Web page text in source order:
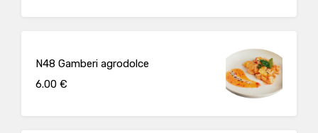
N48 Gamberi agrodolce
6.00 €